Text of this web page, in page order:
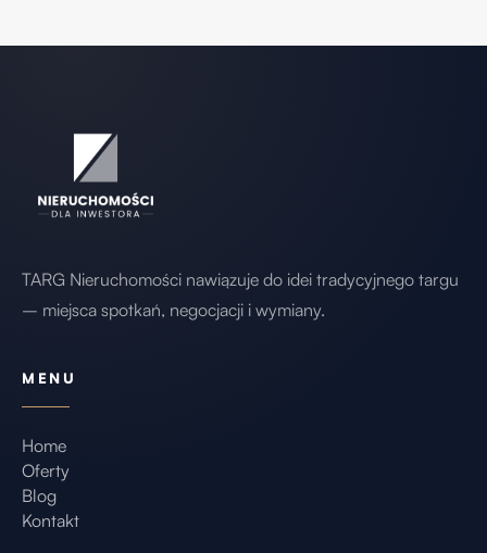
TARG Nieruchomości nawiązuje do idei tradycyjnego targu
– miejsca spotkań, negocjacji i wymiany.
MENU
Home
Oferty
Blog
Kontakt